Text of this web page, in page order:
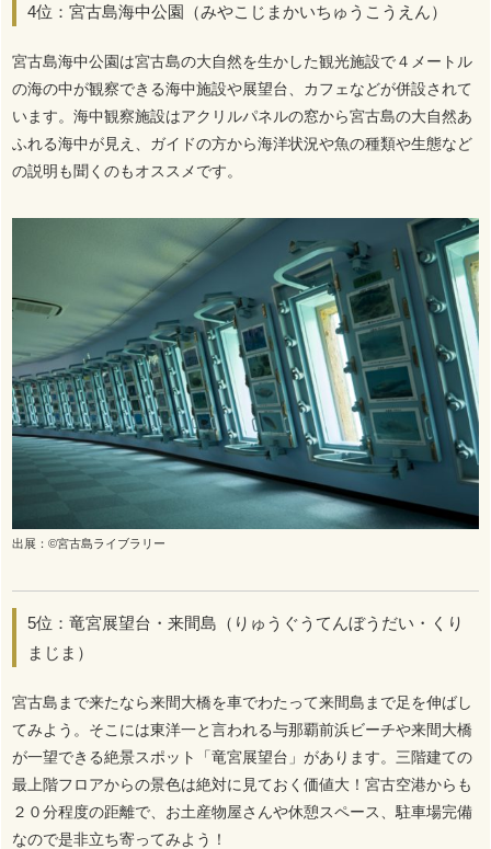
4位：宮古島海中公園（みやこじまかいちゅうこうえん）
宮古島海中公園は宮古島の大自然を生かした観光施設で４メートル
の海の中が観察できる海中施設や展望台、カフェなどが併設されて
います。海中観察施設はアクリルパネルの窓から宮古島の大自然あ
ふれる海中が見え、ガイドの方から海洋状況や魚の種類や生態など
の説明も聞くのもオススメです。
出展：©宮古島ライブラリー
5位：竜宮展望台・来間島（りゅうぐうてんぼうだい・くり
まじま）
宮古島まで来たなら来間大橋を車でわたって来間島まで足を伸ばし
てみよう。そこには東洋一と言われる与那覇前浜ビーチや来間大橋
が一望できる絶景スポット「竜宮展望台」があります。三階建ての
最上階フロアからの景色は絶対に見ておく価値大！宮古空港からも
２０分程度の距離で、お土産物屋さんや休憩スペース、駐車場完備
なので是非立ち寄ってみよう！